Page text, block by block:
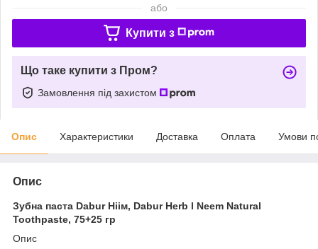
або
Купити з
Що таке купити з Пром?
Замовлення під захистом
Опис Характеристики Доставка Оплата Умови
Опис
Зубна паста Dabur Ніім, Dabur Herb l Neem Natural
Toothpaste, 75+25 гр
Опис